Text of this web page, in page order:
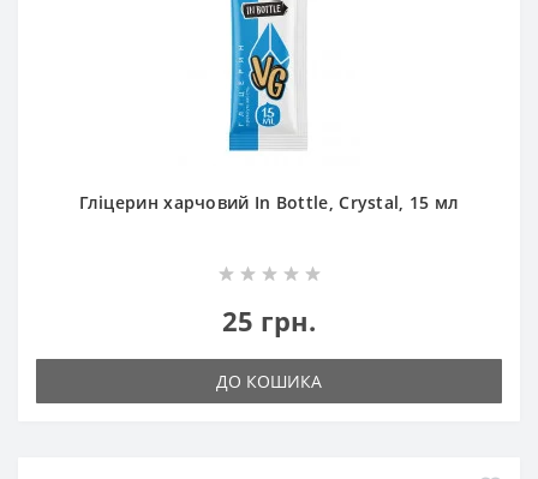
Гліцерин харчовий In Bottle, Crystal, 15 мл
25 грн.
ДО КОШИКА